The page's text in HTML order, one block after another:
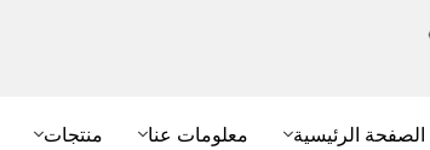
الصفحة الرئيسية معلومات عنا منتجات